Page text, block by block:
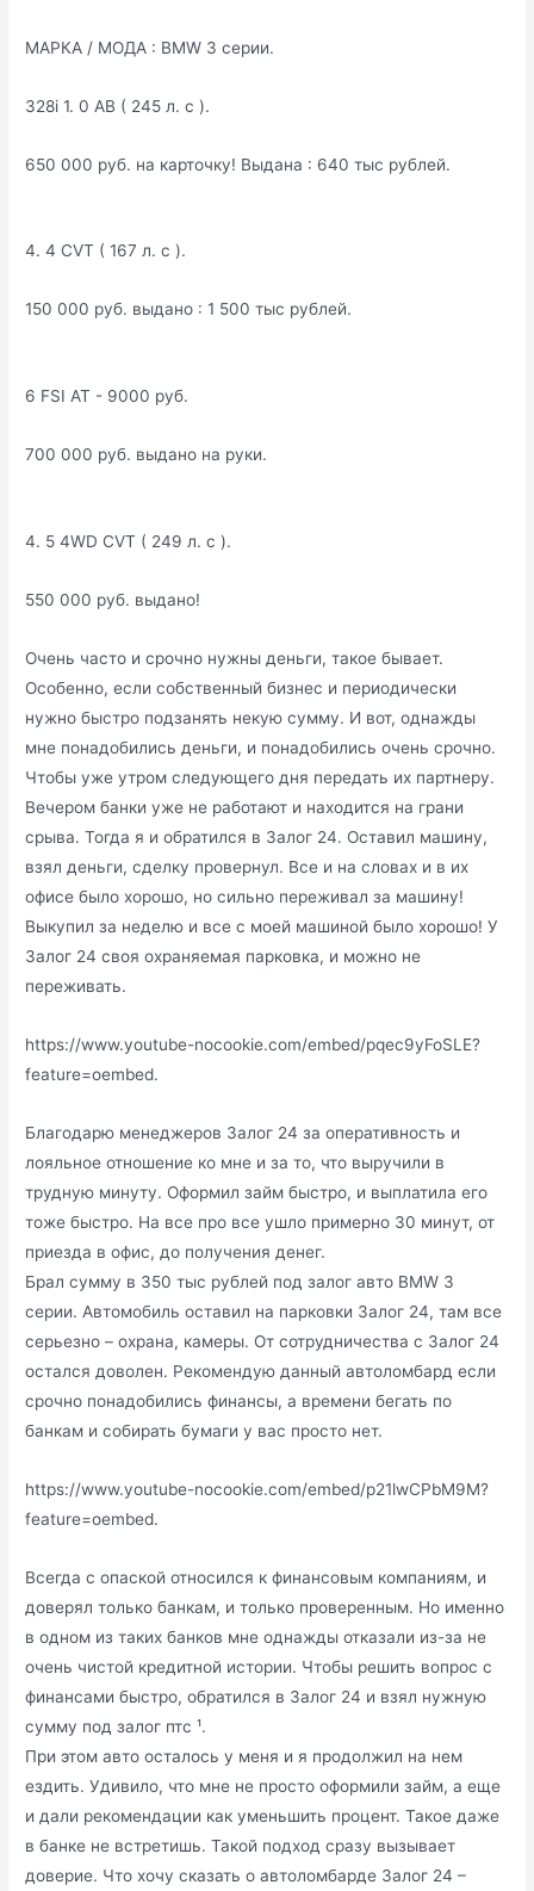
МАРКА / МОДА : BMW 3 серии.
328i 1. 0 AB ( 245 л. с ).
650 000 руб. на карточку! Выдана : 640 тыс рублей.
4. 4 CVT ( 167 л. с ).
150 000 руб. выдано : 1 500 тыс рублей.
6 FSI AT - 9000 руб.
700 000 руб. выдано на руки.
4. 5 4WD CVT ( 249 л. с ).
550 000 руб. выдано!
Очень часто и срочно нужны деньги, такое бывает.
Особенно, если собственный бизнес и периодически
нужно быстро подзанять некую сумму. И вот, однажды
мне понадобились деньги, и понадобились очень срочно.
Чтобы уже утром следующего дня передать их партнеру.
Вечером банки уже не работают и находится на грани
срыва. Тогда я и обратился в Залог 24. Оставил машину,
взял деньги, сделку провернул. Все и на словах и в их
офисе было хорошо, но сильно переживал за машину!
Выкупил за неделю и все с моей машиной было хорошо! У
Залог 24 своя охраняемая парковка, и можно не
переживать.
https://www.youtube-nocookie.com/embed/pqec9yFoSLE?
feature=oembed.
Благодарю менеджеров Залог 24 за оперативность и
лояльное отношение ко мне и за то, что выручили в
трудную минуту. Оформил займ быстро, и выплатила его
тоже быстро. На все про все ушло примерно 30 минут, от
приезда в офис, до получения денег.
Брал сумму в 350 тыс рублей под залог авто BMW 3
серии. Автомобиль оставил на парковки Залог 24, там все
серьезно – охрана, камеры. От сотрудничества с Залог 24
остался доволен. Рекомендую данный автоломбард если
срочно понадобились финансы, а времени бегать по
банкам и собирать бумаги у вас просто нет.
https://www.youtube-nocookie.com/embed/p21lwCPbM9M?
feature=oembed.
Всегда с опаской относился к финансовым компаниям, и
доверял только банкам, и только проверенным. Но именно
в одном из таких банков мне однажды отказали из-за не
очень чистой кредитной истории. Чтобы решить вопрос с
финансами быстро, обратился в Залог 24 и взял нужную
сумму под залог птс ¹.
При этом авто осталось у меня и я продолжил на нем
ездить. Удивило, что мне не просто оформили займ, а еще
и дали рекомендации как уменьшить процент. Такое даже
в банке не встретишь. Такой подход сразу вызывает
доверие. Что хочу сказать о автоломбарде Залог 24 –